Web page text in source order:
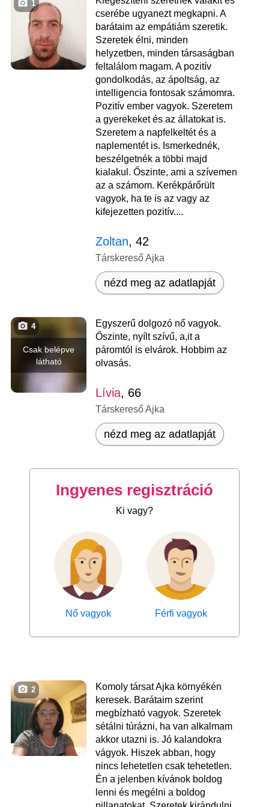
1
cserébe ugyanezt megkapni. A
barátaim az empátiám szeretik.
Szeretek élni, minden
helyzetben, minden társaságban
feltalálom magam. A pozitív
gondolkodás, az ápoltság, az
intelligencia fontosak számomra.
Pozitív ember vagyok. Szeretem
a gyerekeket és az állatokat is.
Szeretem a napfelkeltét és a
naplementét is. Ismerkednék,
beszélgetnék a többi majd
kialakul. Őszinte, ami a szívemen
az a számom. Kerékpárőrült
vagyok, ha te is az vagy az
kifejezetten pozitív....
Zoltan, 42
Társkereső Ajka
nézd meg az adatlapját
Csak belépve
látható
4
Egyszerű dolgozó nő vagyok.
Őszinte, nyílt szívű, a,it a
páromtól is elvárok. Hobbim az
olvasás.
Lívia, 66
Társkereső Ajka
nézd meg az adatlapját
Ingyenes regisztráció
Ki vagy?
Nő vagyok Férfi vagyok
2
Komoly társat Ajka környékén
keresek. Barátaim szerint
megbízható vagyok. Szeretek
sétálni túrázni, ha van alkalmam
akkor utazni is. Jó kalandokra
vágyok. Hiszek abban, hogy
nincs lehetetlen csak tehetetlen.
Én a jelenben kívánok boldog
lenni és megélni a boldog